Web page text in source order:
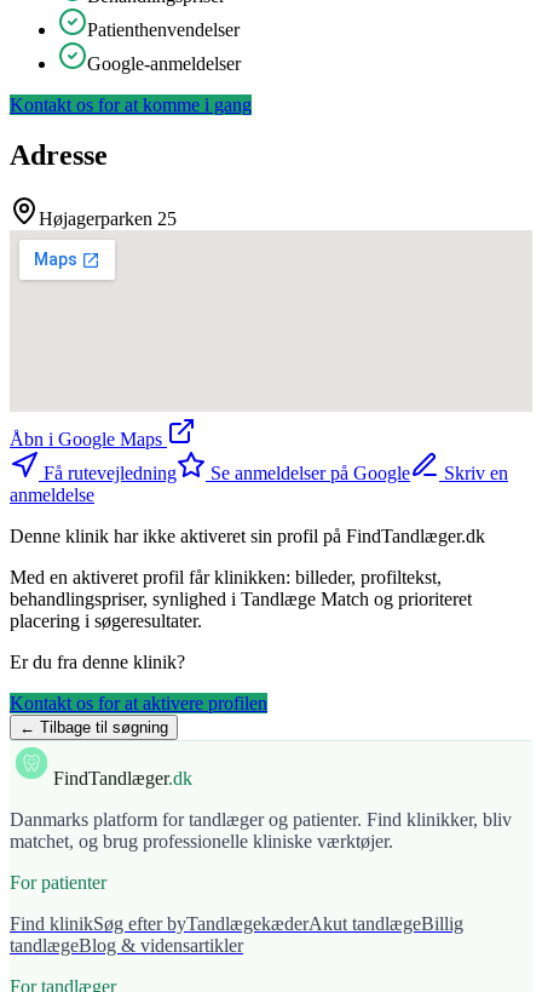
Patienthenvendelser
Google-anmeldelser
Kontakt os for at komme i gang
Adresse
Højagerparken 25
Åbn i Google Maps
Få rutevejledning
Se anmeldelser på Google
Skriv en
anmeldelse
Denne klinik har ikke aktiveret sin profil på FindTandlæger.dk
Med en aktiveret profil får klinikken: billeder, profiltekst,
behandlingspriser, synlighed i Tandlæge Match og prioriteret
placering i søgeresultater.
Er du fra denne klinik?
Kontakt os for at aktivere profilen
← Tilbage til søgning
FindTandlæger.dk
Danmarks platform for tandlæger og patienter. Find klinikker, bliv
matchet, og brug professionelle kliniske værktøjer.
For patienter
Find klinikSøg efter byTandlægekæderAkut tandlægeBillig
tandlægeBlog & vidensartikler
For tandlæger